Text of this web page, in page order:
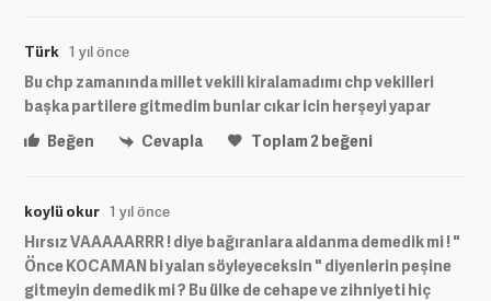
Türk 1 yıl önce
Bu chp zamanında millet vekili kiralamadımı chp vekilleri
başka partilere gitmedim bunlar cıkar icin herşeyi yapar
Beğen
Cevapla Toplam2 beğeni
koylü okur 1 yıl önce
Hırsız VAAAAARRR ! diye bağıranlara aldanma demedik mi ! "
Önce KOCAMAN bi yalan söyleyeceksin " diyenlerin peşine
gitmeyin demedik mi ? Bu ülke de cehape ve zihniyeti hiç